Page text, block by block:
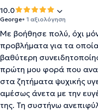
10.0
George• 1 αξιολόγηση
Με βοήθησε πολύ, όχι
προβλήματα για τα
βαθύτερη
πρώτη μου φορά που
στα ζητήματα ψυχικής
αμέσως άνετα με την
της. Τη συστήνω